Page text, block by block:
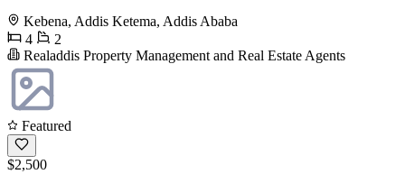
Kebena, Addis Ketema, Addis Ababa
4
2
Realaddis Property Management and Real Estate Agents
Featured
$2,500